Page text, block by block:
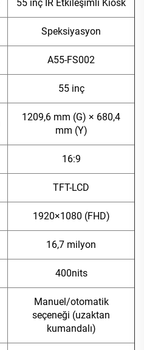
55 inç IR Etkileşimli Kiosk
Speksiyasyon
A55-FS002
55 inç
1209,6 mm (G) × 680,4
mm (Y)
16:9
TFT-LCD
1920×1080 (FHD)
16,7 milyon
400nits
Manuel/otomatik
seçeneği (uzaktan
kumandalı)